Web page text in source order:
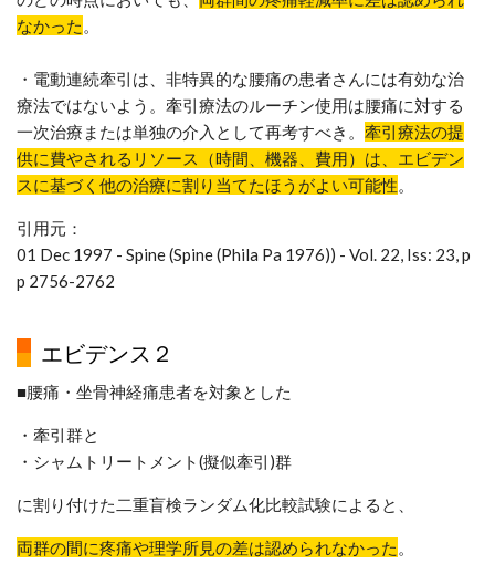
なかった 。
・電動連続牽引は、非特異的な腰痛の患者さんには有効な治
療法ではないよう。牽引療法のルーチン使用は腰痛に対する
一次治療または単独の介入として再考すべき。 牽引療法の提
供に費やされるリソース（時間、機器、費用）は、エビデン
スに基づく他の治療に割り当てたほうがよい可能性。
引用元：
01 Dec 1997 - Spine (Spine (Phila Pa 1976)) - Vol. 22, Iss: 23, p
p 2756-2762
エビデンス２
■腰痛・坐骨神経痛患者を対象とした
・牽引群と
・シャムトリートメント(擬似牽引)群
に割り付けた二重盲検ランダム化比較試験によると、
両群の間に疼痛や理学所見の差は認められなかった 。